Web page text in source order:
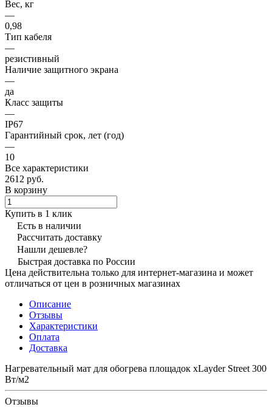
Вес, кг
—
0,98
Тип кабеля
—
резистивный
Наличие защитного экрана
—
да
Класс защиты
—
IP67
Гарантийный срок, лет (год)
—
10
Все характеристики
2612 руб.
В корзину
Купить в 1 клик
Есть в наличии
Рассчитать доставку
Нашли дешевле?
Быстрая доставка по России
Цена действительна только для интернет-магазина и может
отличаться от цен в розничных магазинах
Описание
Отзывы
Характеристики
Оплата
Доставка
Нагревательный мат для обогрева площадок xLayder Street 300
Вт/м2
Отзывы